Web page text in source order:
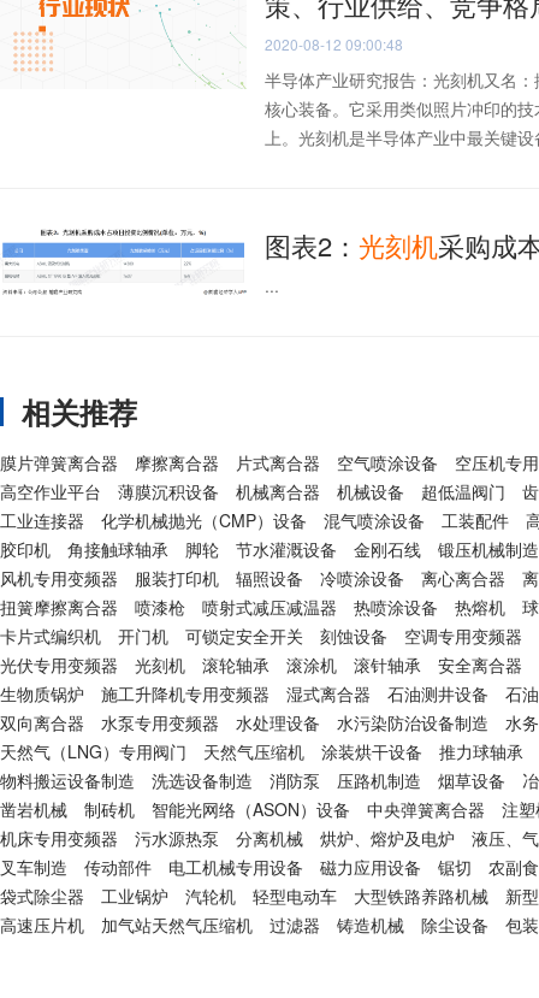
2020-08-12 09:00:48
半导体产业研究报告：光刻机又名
核心装备。它采用类似照片冲印的
上。光刻机是半导体产业中最关键
图表2： 光刻机采购成
...
相关推荐
膜片弹簧离合器 摩擦离合器 片式离合器 空气喷涂设备
空压机专
高空作业平台
薄膜沉积设备 机械离合器 机械设备 超低温阀门
工业连接器
化学机械抛光（CMP）设备 混气喷涂设备 工装配件
胶印机
角接触球轴承 脚轮 节水灌溉设备 金刚石线
锻压机械制造
风机专用变频器
服装打印机 辐照设备 冷喷涂设备 离心离合器
扭簧摩擦离合器
喷漆枪 喷射式减压减温器 热喷涂设备 热熔机
卡片式编织机
开门机 可锁定安全开关 刻蚀设备
空调专用变频器
光伏专用变频器
光刻机 滚轮轴承 滚涂机 滚针轴承
安全离合器
生物质锅炉
施工升降机专用变频器 湿式离合器 石油测井设备
石
双向离合器
水泵专用变频器 水处理设备 水污染防治设备制造
水
天然气（LNG）专用阀门
天然气压缩机 涂装烘干设备
推力球轴承
物料搬运设备制造
洗选设备制造 消防泵 压路机制造 烟草设备
凿岩机械
制砖机 智能光网络（ASON）设备 中央弹簧离合器
注
机床专用变频器
污水源热泵 分离机械 烘炉、熔炉及电炉
液压、
叉车制造
传动部件 电工机械专用设备 磁力应用设备 锯切
农副
袋式除尘器
工业锅炉 汽轮机 轻型电动车 大型铁路养路机械
新
高速压片机
加气站天然气压缩机 过滤器 铸造机械 除尘设备 包